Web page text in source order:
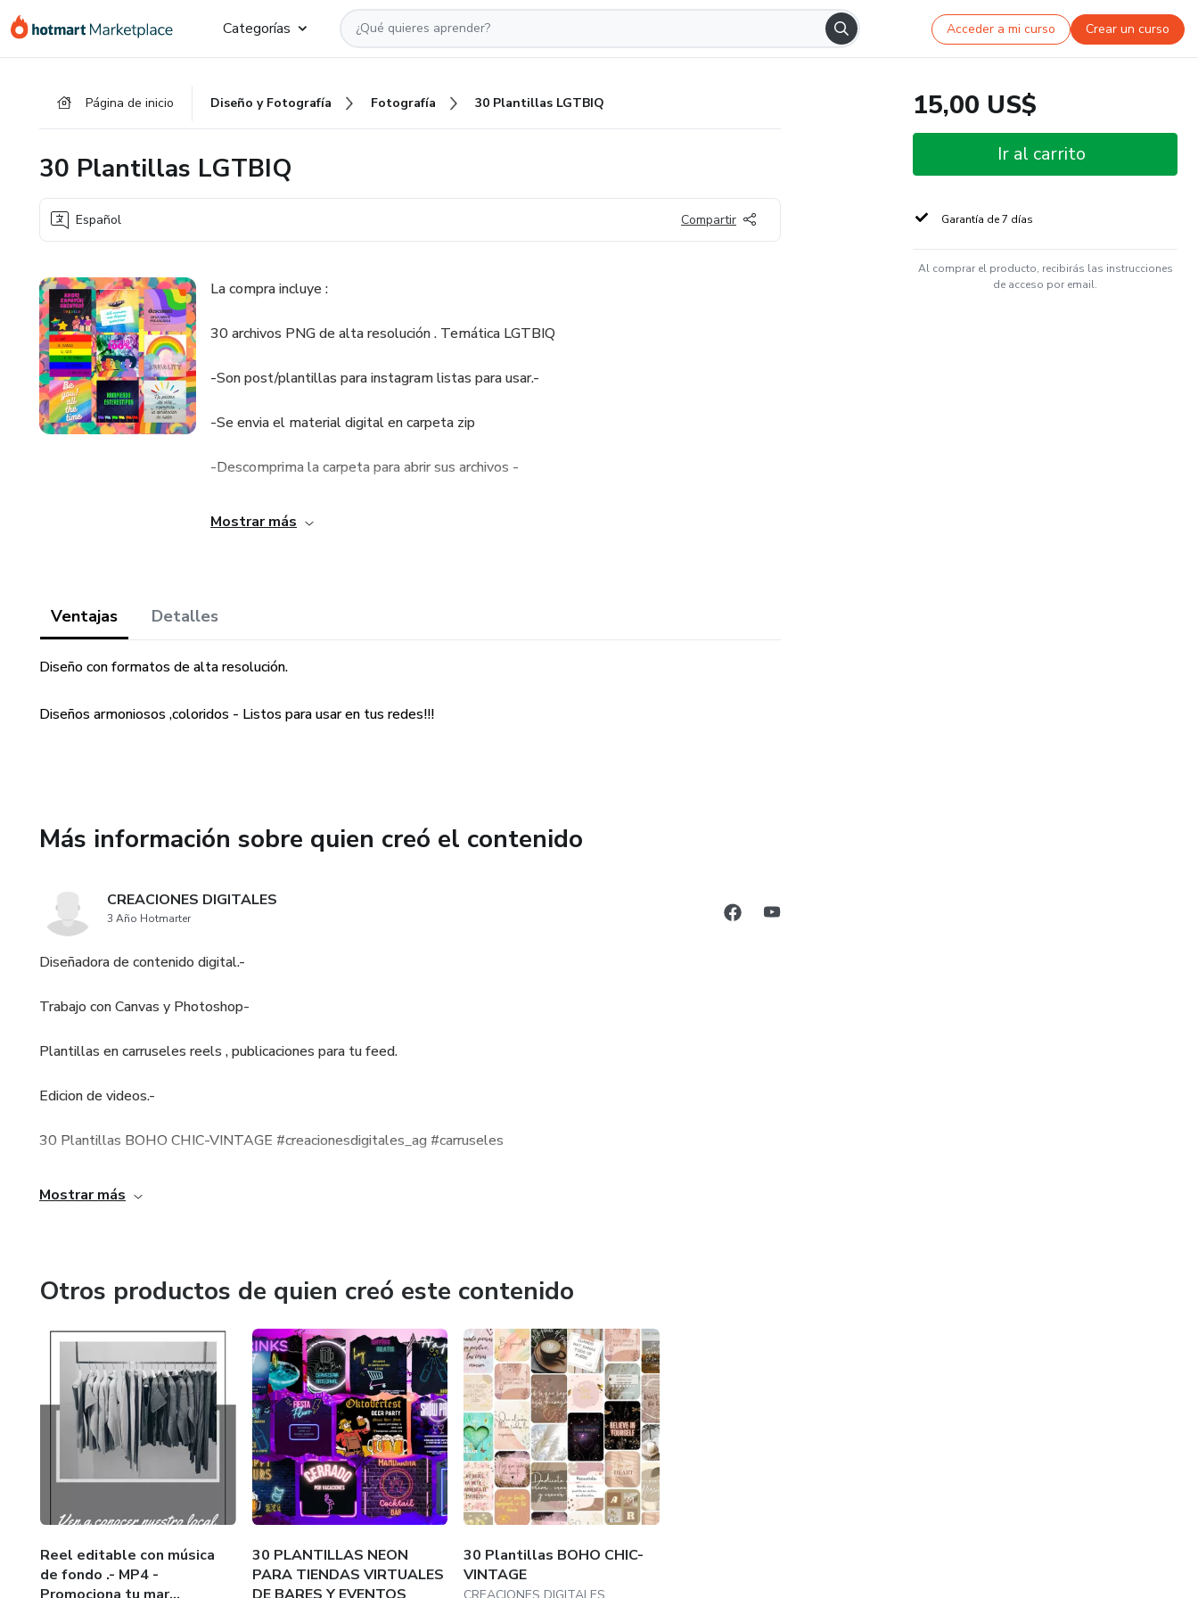
Categorías Acceder a mi curso Crear un curso
Página de inicio Diseño y Fotografía Fotografía 30 Plantillas LGTBIQ
30 Plantillas LGTBIQ
Español Compartir
La compra incluye :
30 archivos PNG de alta resolución . Temática LGTBIQ
-Son post/plantillas para instagram listas para usar.-
-Se envia el material digital en carpeta zip
-Descomprima la carpeta para abrir sus archivos -
-Descargue en su computadora o memoria del celular!
-Material imprimible -
-Si presenta cualquier inconveniente para abrir el archivo ,por favor! no dude en ponerse en
contacto conmigo.-
-Estare ahi para resolver su problema.
Mostrar más
Ventajas Detalles
Diseño con formatos de alta resolución.
Diseños armoniosos ,coloridos - Listos para usar en tus redes!!!
Más información sobre quien creó el contenido
CREACIONES DIGITALES
3 Año Hotmarter
Diseñadora de contenido digital.-
Trabajo con Canvas y Photoshop-
Plantillas en carruseles reels , publicaciones para tu feed.
Edicion de videos.-
30 Plantillas BOHO CHIC-VINTAGE #creacionesdigitales_ag #carruseles
@CREACIONESDIGITALES
Formato PNG
Para todo el mes y realzar de color tu Feed!
#POTENCIATUMARCA #TIENDAVIRTUAL
Los diseños son personalizados,ninguno se repite .-
Material imprimible
Mostrar más
Otros productos de quien creó este contenido
Reel editable con música
de fondo .- MP4 -
30 PLANTILLAS NEON
PARA TIENDAS VIRTUALES
30 Plantillas BOHO CHIC-
VINTAGE
15,00 US$
Ir al carrito
Garantía de 7 días
Al comprar el producto, recibirás las instrucciones
de acceso por email.